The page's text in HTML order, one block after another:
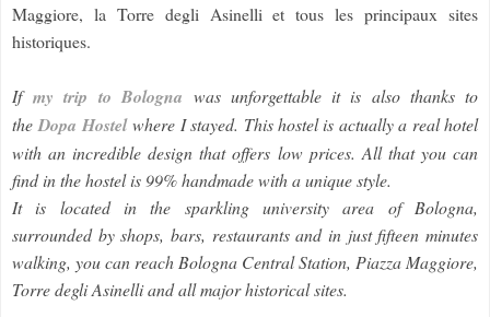
Maggiore, la Torre degli Asinelli et tous les principaux sites
historiques.
Ifmy trip to Bologna was unforgettable it is also thanks to
theDopa Hostelwhere I stayed. This hostel is actually a real hotel
with an incredible design that offers low prices. All that you can
find in the hostel is 99% handmade with a unique style.
It is located in the sparkling university area of Bologna,
surrounded by shops, bars, restaurants and in just fifteen minutes
walking, you can reach Bologna Central Station, Piazza Maggiore,
Torre degli Asinelli and all major historical sites.